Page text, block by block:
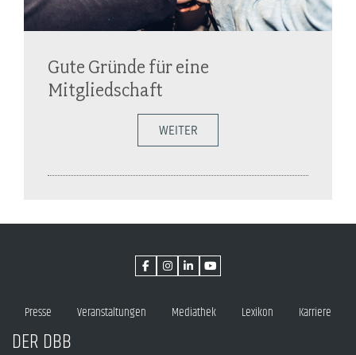
Gute Gründe für eine
Mitgliedschaft
WEITER
Presse Veranstaltungen Mediathek Lexikon Karriere
DER DBB